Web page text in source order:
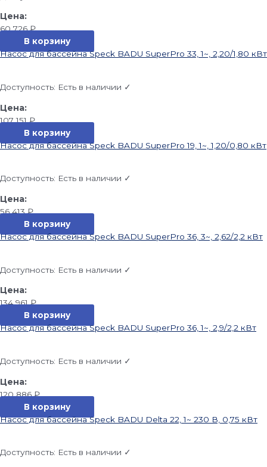
60 726₽
В корзину
Насос для бассейна Speck BADU SuperPro 33, 1~, 2,20/1,80 кВт
Доступность: Есть в наличии ✓
107 151₽
В корзину
Насос для бассейна Speck BADU SuperPro 19, 1~, 1,20/0,80 кВт
Доступность: Есть в наличии ✓
56 413₽
В корзину
Насос для бассейна Speck BADU SuperPro 36, 3~, 2,62/2,2 кВт
Доступность: Есть в наличии ✓
134 961₽
В корзину
Насос для бассейна Speck BADU SuperPro 36, 1~, 2,9/2,2 кВт
Доступность: Есть в наличии ✓
120 886₽
В корзину
Насос для бассейна Speck BADU Delta 22, 1~ 230 В, 0,75 кВт
Доступность: Есть в наличии ✓